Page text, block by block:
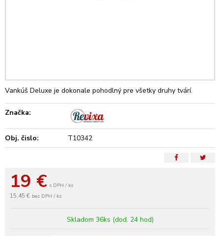
19 € s DPH / ks
15,45 € bez DPH / ks
Skladom 36ks (dod. 24 hod)
Vankúš Deluxe je dokonale pohodlný pre všetky druhy tvárí.
Značka:
Obj. čislo: T10342